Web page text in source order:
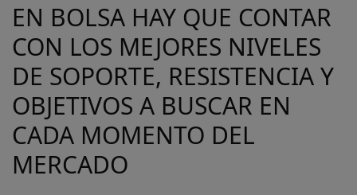
EN BOLSA HAY QUE CONTAR
CON LOS MEJORES NIVELES
DE SOPORTE, RESISTENCIA Y
OBJETIVOS A BUSCAR EN
CADA MOMENTO DEL
MERCADO